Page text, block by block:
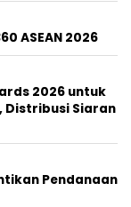
ASEAN 2026
2026 untuk
Distribusi Siaran
Pendanaan